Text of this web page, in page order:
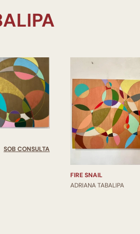
SOB CONSULTA
FIRE SNAIL
ADRIANA TABALIPA